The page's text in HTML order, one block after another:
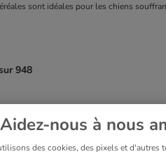
sont idéales pour les chiens
948
been changed
Aidez-nous à nous
des cookies, des pixels et d'autres